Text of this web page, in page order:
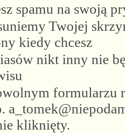
spamu na swoją
Twojej
kiedy chcesz
nikt inny nie
formularzu
kliknięty.